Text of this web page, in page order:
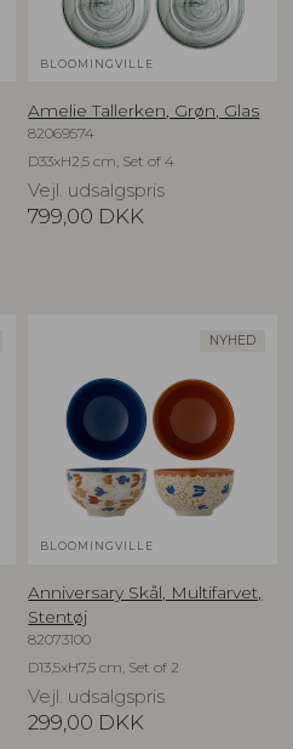
BLOOMINGVILLE
Amelie Tallerken, Grøn, Glas
82069574
D33xH2,5 cm, Set of 4
Vejl. udsalgspris
799,00 DKK
NYHED
BLOOMINGVILLE
Anniversary Skål, Multifarvet,
Stentøj
82073100
D13,5xH7,5 cm, Set of 2
Vejl. udsalgspris
299,00 DKK